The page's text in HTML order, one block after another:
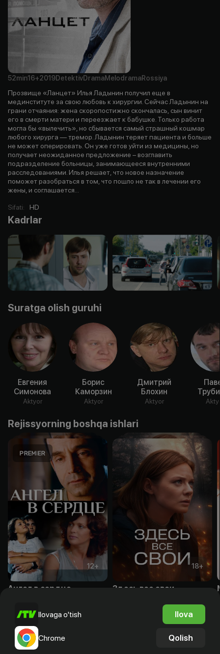
52min16+2019DetektivDramaMelodramaRossiya
Прозвище «Ланцет» Илья Ладынин получил еще в
мединституте за свою любовь к хирургии. Сейчас Ладынин на
грани отчаяния: жена скоропостижно скончалась, сын винит
его в смерти матери и переезжает к бабушке. Только работа
могла бы «вылечить», но сбывается самый страшный кошмар
любого хирурга — тремор. Ладынин теряет пациента и больше
не может оперировать. Он уже готов уйти из медицины, но
получает неожиданное предложение – возглавить
подразделение больницы, занимающееся внутренними
расследованиями. Илья решает, что новое назначение
поможет разобраться в том, что пошло не так в лечении его
жены, и соглашается...
Sifati: HD
Kadrlar
Suratga olish guruhi
Евгения
Симонова
Aktyor
Борис
Каморзин
Aktyor
Дмитрий
Блохин
Aktyor
Rejissyorning boshqa ishlari
12+
Ангел в сердце
18+
Здесь все свои
Ilovaga o'tish Ilova
Chrome Qolish